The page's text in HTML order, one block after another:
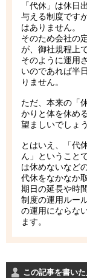
「代休」は休日
与える制度です
はありません。
そのため会社の
が、御社規程上
そのように運用
いのであれば半
りません。
ただ、本来の「
かりと体を休め
望ましいでしょう
とはいえ、「代
ん」ということ
は休めないなど
代休をなかなか
期日の延長や時
制度の運用ルー
の運用にならな
ます。
この記事を書いた